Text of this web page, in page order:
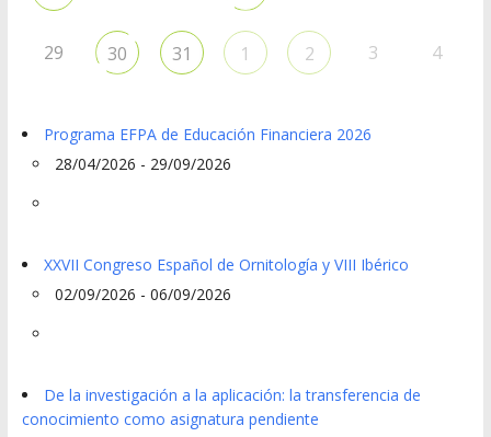
29 30 31 1 2 3 4
Programa EFPA de Educación Financiera 2026
28/04/2026 - 29/09/2026
XXVII Congreso Español de Ornitología y VIII Ibérico
02/09/2026 - 06/09/2026
De la investigación a la aplicación: la transferencia de
conocimiento como asignatura pendiente